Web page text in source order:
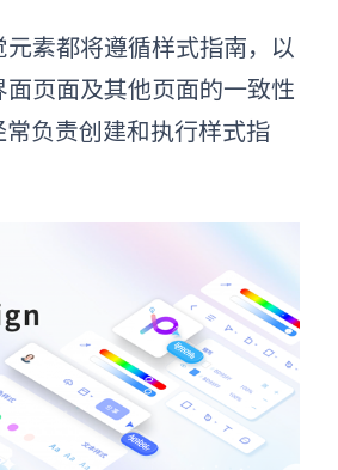
素都将遵循样式指南，以
页面及其他页面的一致性
负责创建和执行样式指